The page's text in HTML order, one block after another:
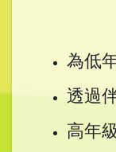
為低
透過
高年